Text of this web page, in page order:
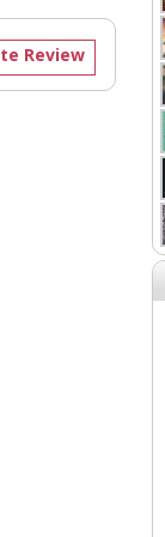
Review